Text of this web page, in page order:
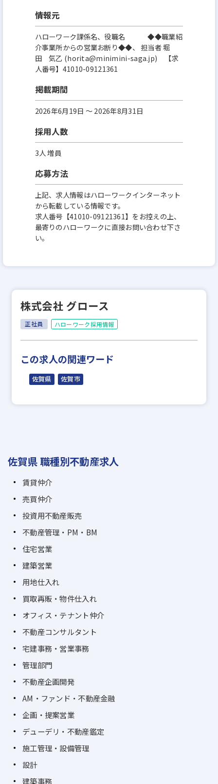
情報元
ハローワーク課係名、役職名 ◆◆職業紹
介事業所からの営業お断り◆◆、 担当者 堀
田 気乙 (horita@minimini-saga.jp) 【求
人番号】41010-09121361
掲載期間
2026年6月19日 〜 2026年8月31日
採用人数
3人 増員
応募方法
上記、求人情報はハローワークインターネット
から転載している情報です。
求人番号【41010-09121361】をお控えの上、
最寄りのハローワークに直接お問い合わせ下さ
い。
株式会社 グロース
正社員 ハローワーク採用情報
この求人の関連ワード
佐賀県 佐賀市
佐賀県 職種別不動産求人
賃貸仲介
売買仲介
投資用不動産販売
不動産管理・PM・BM
住宅営業
建築営業
用地仕入れ
買取再販・物件仕入れ
オフィス・テナント仲介
不動産コンサルタント
宅建事務・営業事務
管理部門
不動産企画開発
AM・ファンド・不動産金融
企画・提案営業
デューデリ・不動産鑑定
施工管理・設備管理
設計
建築事務